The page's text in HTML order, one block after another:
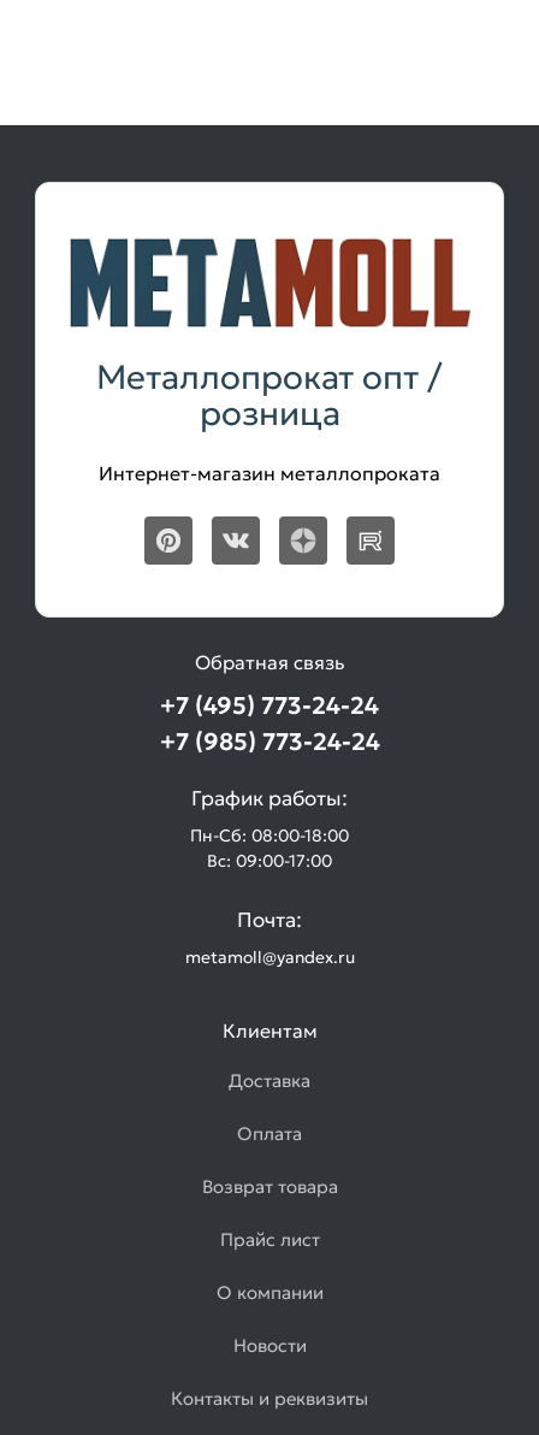
Металлопрокат опт /
розница
Интернет-магазин металлопроката
Обратная связь
+7 (495) 773-24-24
+7 (985) 773-24-24
График работы:
Пн-Сб: 08:00-18:00
Вс: 09:00-17:00
Почта:
metamoll@yandex.ru
Клиентам
Доставка
Оплата
Возврат товара
Прайс лист
О компании
Новости
Контакты и реквизиты